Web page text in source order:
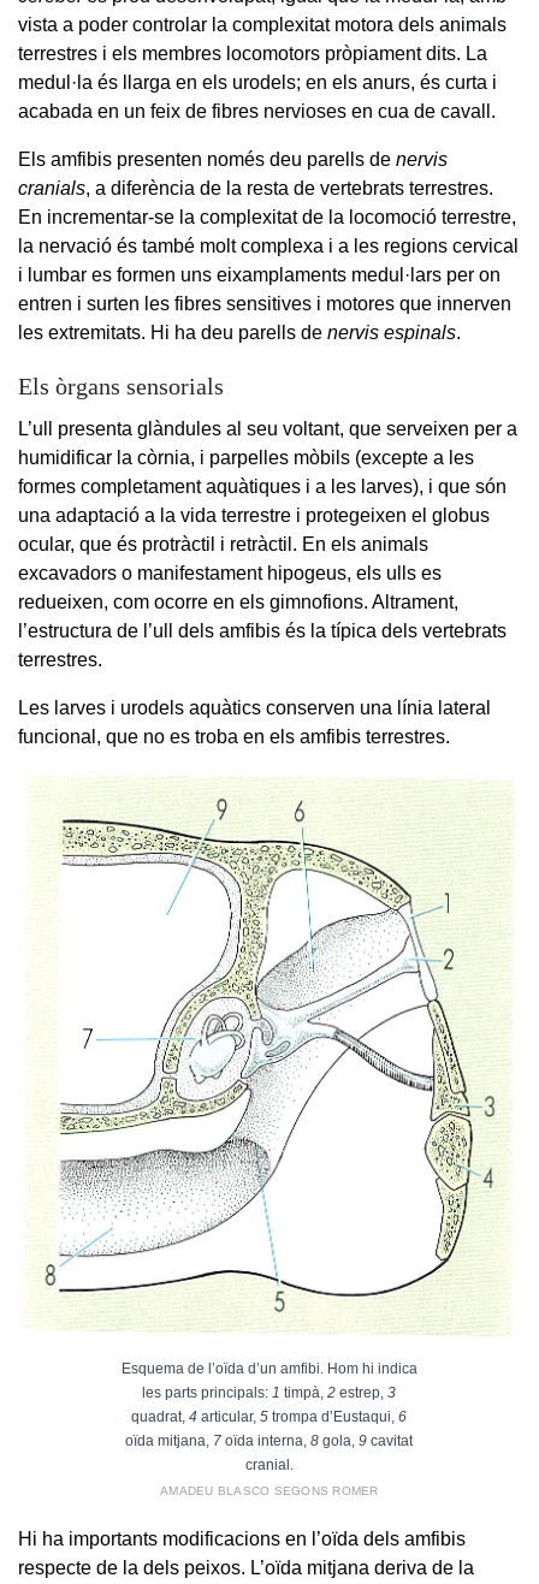
vista a poder controlar la complexitat motora dels animals
terrestres i els membres locomotors pròpiament dits. La
medul·la és llarga en els urodels; en els anurs, és curta i
acabada en un feix de fibres nervioses en cua de cavall.
Els amfibis presenten només deu parells de nervis
cranials, a diferència de la resta de vertebrats terrestres.
En incrementar-se la complexitat de la locomoció terrestre,
la nervació és també molt complexa i a les regions cervical
i lumbar es formen uns eixamplaments medul·lars per on
entren i surten les fibres sensitives i motores que innerven
les extremitats. Hi ha deu parells de nervis espinals.
Els òrgans sensorials
L’ull presenta glàndules al seu voltant, que serveixen per a
humidificar la còrnia, i parpelles mòbils (excepte a les
formes completament aquàtiques i a les larves), i que són
una adaptació a la vida terrestre i protegeixen el globus
ocular, que és protràctil i retràctil. En els animals
excavadors o manifestament hipogeus, els ulls es
redueixen, com ocorre en els gimnofions. Altrament,
l’estructura de l’ull dels amfibis és la típica dels vertebrats
terrestres.
Les larves i urodels aquàtics conserven una línia lateral
funcional, que no es troba en els amfibis terrestres.
Esquema de l’oïda d’un amfibi. Hom hi indica
les parts principals:1 timpà,2 estrep,3
quadrat,4 articular,5 trompa d’Eustaqui,6
oïda mitjana, 7 oïda interna,8 gola,9 cavitat
cranial.
AMADEU BLASCO SEGONS ROMER
Hi ha importants modificacions en l’oïda dels amfibis
respecte de la dels peixos. L’oïda mitjana deriva de la